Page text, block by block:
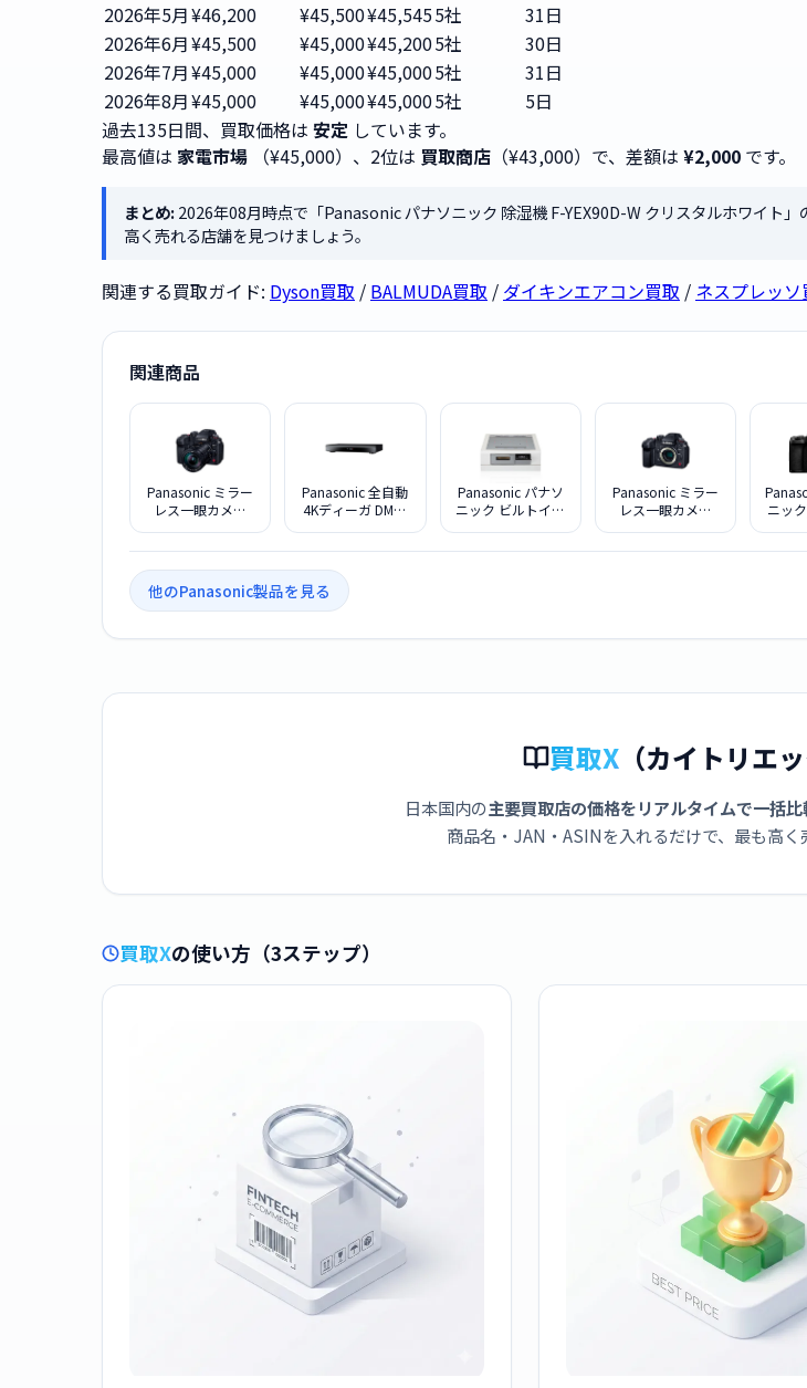
2026年5月¥46,200 ¥45,500¥45,5455社
31日
2026年6月¥45,500 ¥45,000¥45,2005社
30日
2026年7月¥45,000 ¥45,000¥45,0005社
31日
2026年8月¥45,000 ¥45,000¥45,0005社
5日
過去135日間、買取価格は 安定 しています。
最高値は 家電市場 （¥45,000）、2位は 買取商店 （¥43,000）で、差額は ¥2,000 です。
まとめ:2026年08月時点で「Panasonic パナソニック 除湿機 F-YEX90D-W クリスタルホワイト」
高く売れる店舗を見つけましょう。
関連する買取ガイド: Dyson買取 / BALMUDA買取 / ダイキンエアコン買取 / ネスプレッソ
関連商品
Panasonic ミラー
レス一眼カメラ
Panasonic 全自動
4Kディーガ DMR-
Panasonic パナソ
ニック ビルトイン
Panasonic ミラー
レス一眼カメラ
ニッ
他のPanasonic製品を見る
買取X （カイトリエ
日本国内の主要買取店の価格をリアルタイムで一括比
商品名・JAN・ASINを入れるだけで、最も高く
買取Xの使い方（3ステップ）